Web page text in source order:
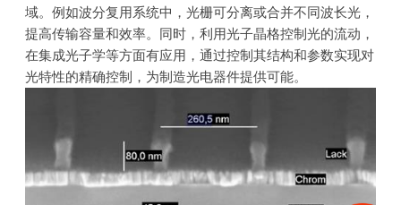
域。例如波分复用系统中，光栅可分离或合并不同波长光，
提高传输容量和效率。同时，利用光子晶格控制光的流动，
在集成光子学等方面有应用，通过控制其结构和参数实现对
光特性的精确控制，为制造光电器件提供可能。